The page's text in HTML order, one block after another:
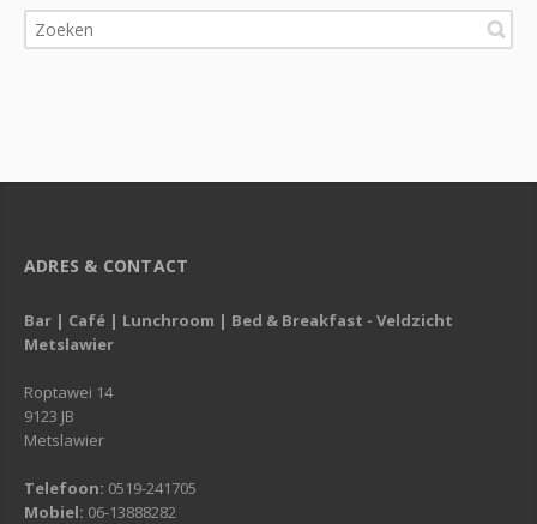
ADRES & CONTACT
Bar | Café | Lunchroom | Bed & Breakfast - Veldzicht
Metslawier
Roptawei 14
9123 JB
Metslawier
Telefoon: 0519-241705
Mobiel: 06-13888282